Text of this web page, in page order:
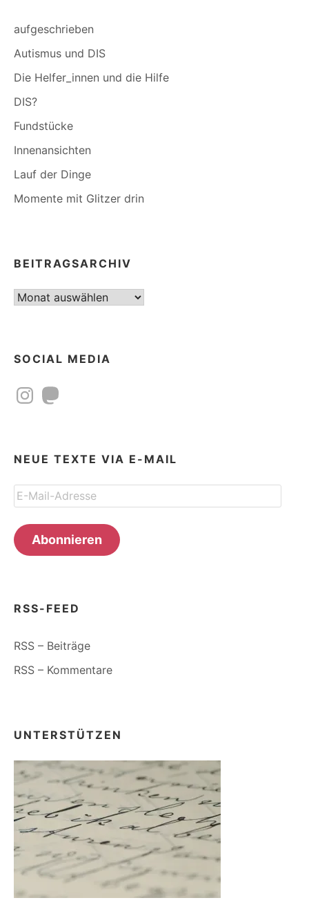
aufgeschrieben
Autismus und DIS
Die Helfer_innen und die Hilfe
DIS?
Fundstücke
Innenansichten
Lauf der Dinge
Momente mit Glitzer drin
BEITRAGSARCHIV
Beitragsarchiv
SOCIAL MEDIA
InstagramMastodon
NEUE TEXTE VIA E-MAIL
E-
Mail-
Adresse
Abonnieren
RSS-FEED
RSS – Beiträge
RSS – Kommentare
UNTERSTÜTZEN